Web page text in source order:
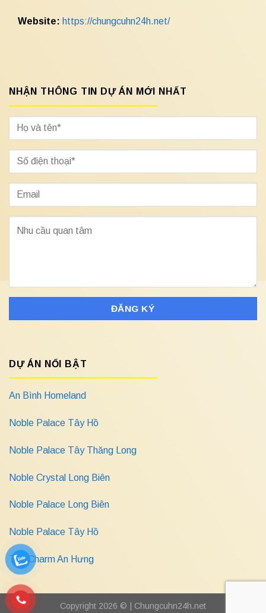
Website: https://chungcuhn24h.net/
NHẬN THÔNG TIN DỰ ÁN MỚI NHẤT
DỰ ÁN NỔI BẬT
An Bình Homeland
Noble Palace Tây Hồ
Noble Palace Tây Thăng Long
Noble Crystal Long Biên
Noble Palace Long Biên
Noble Palace Tây Hồ
The Charm An Hưng
Copyright 2026 © | Chungcuhn24h.net